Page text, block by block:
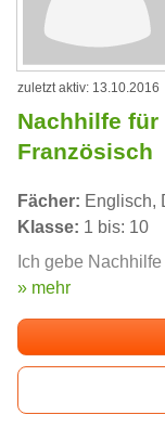
zuletzt aktiv: 13.10.2016
Nachhilfe
Französisch
Fächer: Englisch,
Klasse: 1 bis: 10
Ich gebe
» mehr